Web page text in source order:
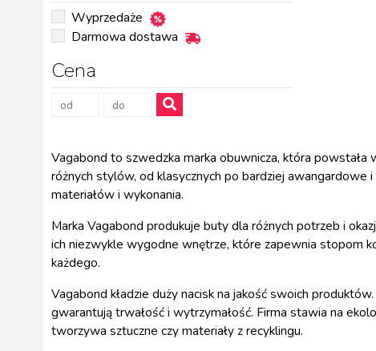
Wyprzedaże
Darmowa dostawa
Cena
Vagabond to szwedzka marka obuwnicza, która
różnych stylów, od klasycznych po bardziej
materiałów i wykonania.
Marka Vagabond produkuje buty dla różnych potrzeb i
ich niezwykle wygodne wnętrze, które zapewnia stopom
każdego.
Vagabond kładzie duży nacisk na jakość swoich
gwarantują trwałość i wytrzymałość. Firma stawia na
tworzywa sztuczne czy materiały z recyklingu.